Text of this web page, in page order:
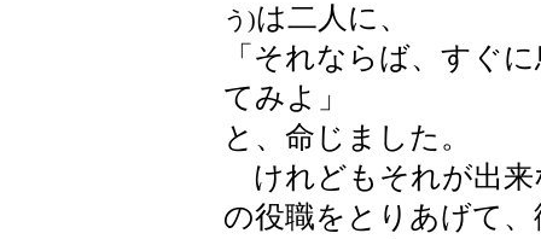
う)は二人に、
「それならば、すぐ
てみよ」
と、命じました。
けれどもそれが出来
の役職をとりあげて、